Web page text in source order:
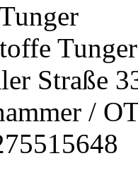
Straße
/